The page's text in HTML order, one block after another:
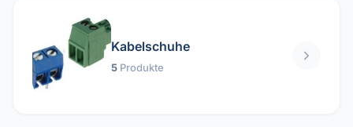
Kabelschuhe
5 Produkte